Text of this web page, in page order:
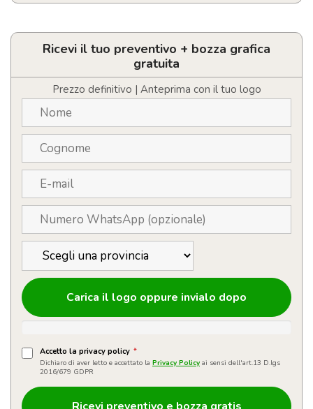
Set
2
rompicapo
quantità
Ricevi il tuo preventivo + bozza grafica
gratuita
Prezzo definitivo | Anteprima con il tuo logo
Carica il logo oppure invialo dopo
Accetto la privacy policy *
Dichiaro di aver letto e accettato la Privacy Policy ai sensi dell'art.13 D.lgs
2016/679 GDPR